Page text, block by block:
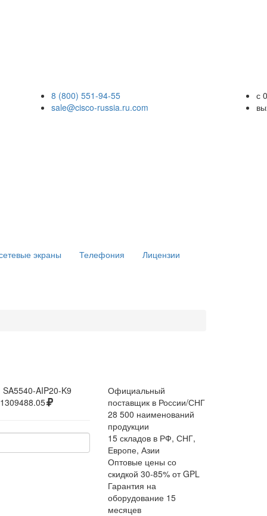
8 (800) 551-94-55
sale@cisco-russia.ru.com
с
экраны Телефония Лицензии
SA5540-AIP20-K9
Официальный
поставщик в России/СНГ
28 500 наименований
продукции
15 складов в РФ, СНГ,
Европе, Азии
Оптовые цены со
скидкой 30-85% от GPL
Гарантия на
оборудование 15
месяцев